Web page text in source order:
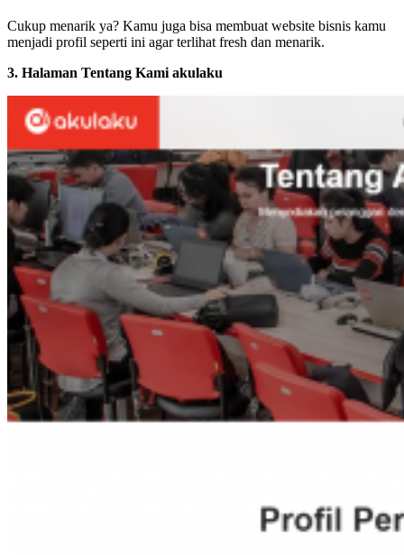
Cukup menarik ya? Kamu juga bisa membuat website bisnis kamu
menjadi profil seperti ini agar terlihat fresh dan menarik.
3. Halaman Tentang Kami akulaku